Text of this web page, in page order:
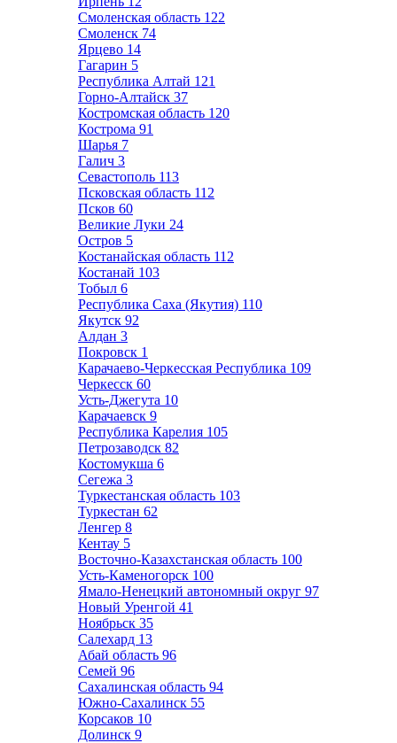
Смоленская область 122
Смоленск 74
Ярцево 14
Гагарин 5
Республика Алтай 121
Горно-Алтайск 37
Костромская область 120
Кострома 91
Шарья 7
Галич 3
Севастополь 113
Псковская область 112
Псков 60
Великие Луки 24
Остров 5
Костанайская область 112
Костанай 103
Тобыл 6
Республика Саха (Якутия) 110
Якутск 92
Алдан 3
Покровск 1
Карачаево-Черкесская Республика 109
Черкесск 60
Усть-Джегута 10
Карачаевск 9
Республика Карелия 105
Петрозаводск 82
Костомукша 6
Сегежа 3
Туркестанская область 103
Туркестан 62
Ленгер 8
Кентау 5
Восточно-Казахстанская область 100
Усть-Каменогорск 100
Ямало-Ненецкий автономный округ 97
Новый Уренгой 41
Ноябрьск 35
Салехард 13
Абай область 96
Семей 96
Сахалинская область 94
Южно-Сахалинск 55
Корсаков 10
Долинск 9